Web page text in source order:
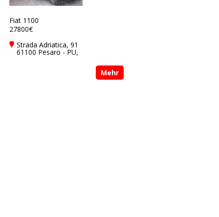
Fiat 1100
27800€
Strada Adriatica, 91
61100 Pesaro - PU,
Mehr